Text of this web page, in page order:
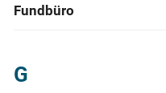
Fundbüro
G